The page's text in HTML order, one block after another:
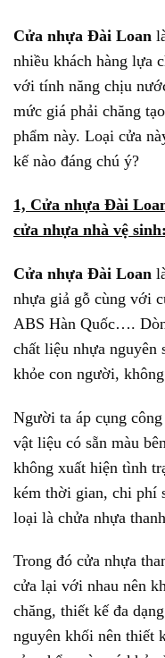
Cửa nhựa Đài Loan
nhiều khách hàng lựa
với tính năng chịu
mức giá phải chăng
phẩm này. Loại cửa
kế nào đáng chú ý?
1, Cửa nhựa Đài
cửa nhựa nhà vệ sinh:
Cửa nhựa Đài Loan
nhựa giả gỗ cùng với
ABS Hàn Quốc….
chất liệu nhựa nguyên
khỏe con người,
Người ta áp cụng
vật liệu có sẵn màu
không xuất hiện tình
kém thời gian, chi phí
loại là chửa nhựa
Trong đó cửa nhựa
cửa lại với nhau nên
chăng, thiết kế đa
nguyên khối nên thiết